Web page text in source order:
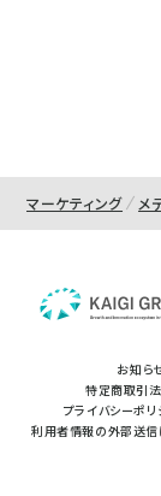
マーケティング メ
お知ら
特定商取引
プライバシーポリ
利用者情報の外部送信